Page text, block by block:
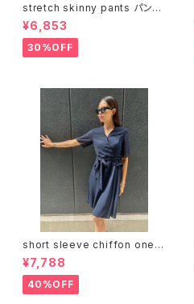
stretch skinny pants パンツ
スキニー ストレッチ カラバリ
¥6,853
30%OFF
short sleeve chiffon one-
piece ワンピース ワンピ シフォ
ン 半袖 カシュクール風
¥7,788
40%OFF